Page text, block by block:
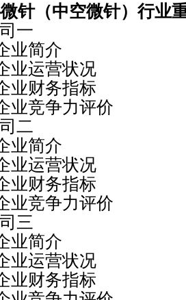
针（中空微针）行业
一
简介
营状况
务指标
争力评价
二
简介
营状况
务指标
争力评价
三
简介
营状况
务指标